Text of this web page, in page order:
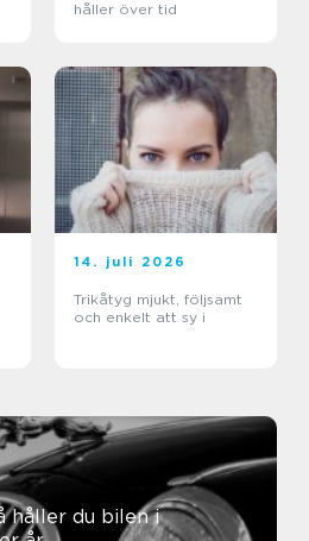
håller över tid
14. juli 2026
Trikåtyg mjukt, följsamt
och enkelt att sy i